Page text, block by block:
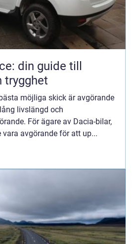
din guide till
trygghet
möjliga skick är avgörande
livslängd och
För ägare av Dacia-bilar,
vara avgörande för att up...